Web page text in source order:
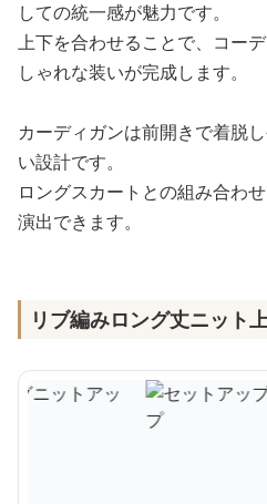
しての統一感が魅力です。
上下を合わせることで、コー
しゃれな装いが完成します。
カーディガンは前開きで着脱
い設計です。
ロングスカートとの組み合わ
演出できます。
リブ編みロング丈ニット